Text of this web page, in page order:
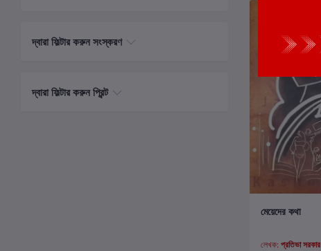
দ্বারা ফিল্টার করুন সংস্করণ
দ্বারা ফিল্টার করুন প্রিন্ট
মেয়েদের কথা
লেখক: প্রতিভা সরকার